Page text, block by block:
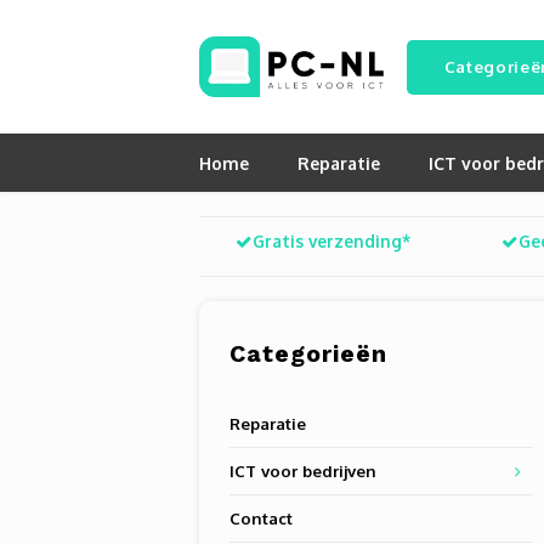
Home Reparatie ICT voor
Gratis verzending*
Categorieën
Reparatie
ICT voor bedrijven
Contact